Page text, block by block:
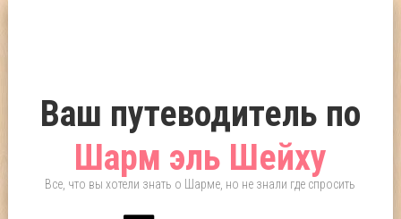
Ваш путеводитель по
Шарм эль Шейху
Все, что вы хотели знать о Шарме, но не знали где спросить